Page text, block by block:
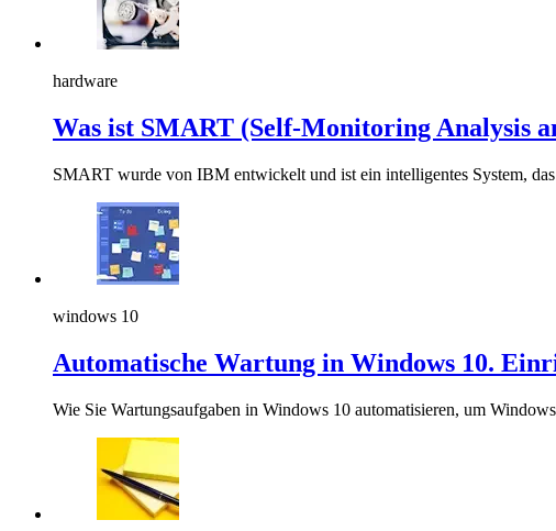
hardware
Was ist SMART (Self-Monitoring Analysis
SMART wurde von IBM entwickelt und ist ein intelligentes System,
windows 10
Automatische Wartung in Windows 10.
Wie Sie Wartungsaufgaben in Windows 10 automatisieren, um